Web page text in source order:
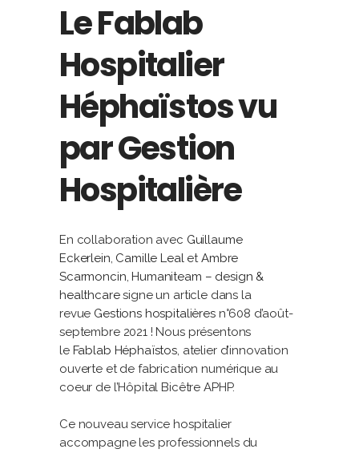
Le Fablab
Hospitalier
Héphaïstos vu
par Gestion
Hospitalière
En collaboration avec Guillaume
Eckerlein, Camille LealetAmbre
Scarmoncin,Humaniteam – design &
healthcaresigne un article dans la
revue Gestions hospitalièresn°608 d’août-
septembre 2021 ! Nous présentons
le Fablab Héphaïstos, atelier d’innovation
ouverte et de fabrication numérique au
coeur de l’Hôpital Bicêtre APHP.
Ce nouveau service hospitalier
accompagne les professionnels du